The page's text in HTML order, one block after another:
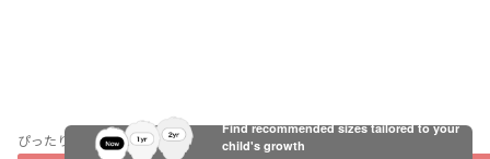
ぴったり
Find recommended sizes tailored to your
child's growth